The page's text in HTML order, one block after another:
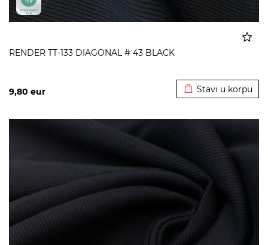
RENDER TT-133 DIAGONAL # 43 BLACK
9,80 eur Stavi u korpu